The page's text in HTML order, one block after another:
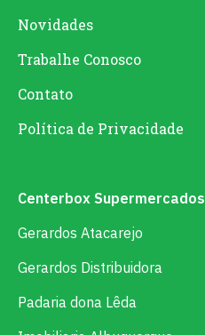
Novidades
Trabalhe Conosco
Contato
Política de Privacidade
Centerbox Supermercados
Gerardos Atacarejo
Gerardos Distribuidora
Padaria dona Lêda